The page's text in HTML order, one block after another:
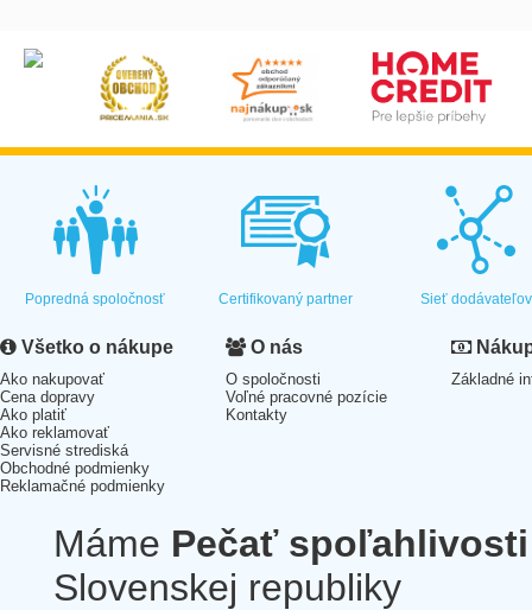
Popredná spoločnosť Certifikovaný partner Sieť dodávateľov
Všetko o nákupe
Ako nakupovať
Cena dopravy
Ako platiť
Ako reklamovať
Servisné strediská
Obchodné podmienky
Reklamačné podmienky
O nás
O spoločnosti
Voľné pracovné pozície
Kontakty
Základné
Máme Pečať spoľahlivosti
Slovenskej republiky